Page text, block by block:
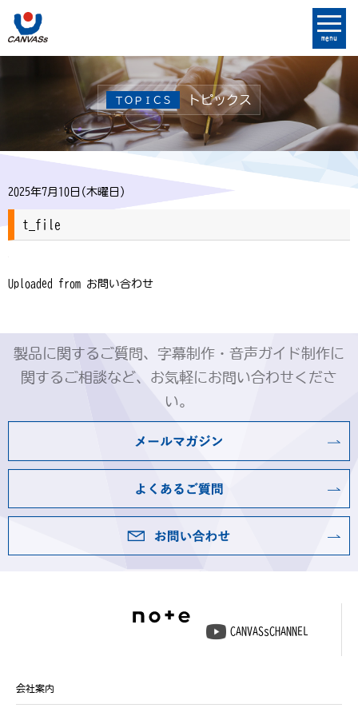
menu
ＴＯＰＩＣＳ トピックス
2025年7月10日(木曜日)
t_file
Uploaded from お問い合わせ
製品に関するご質問、字幕制作・音声ガイド制作に
関するご相談など、お気軽にお問い合わせくださ
い。
CANVASsCHANNEL
会社案内